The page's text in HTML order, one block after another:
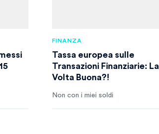
FINANZA
Tassa europea sulle
Transazioni Finanziarie: La
Volta Buona?!
Non con i miei soldi